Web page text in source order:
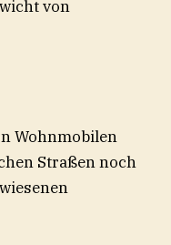
von
Wohnmobilen
Straßen noch